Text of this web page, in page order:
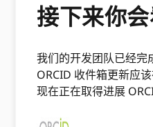
接下来你会
我们的开发团队已经完
ORCID 收件箱更新应
现在正在取得进展